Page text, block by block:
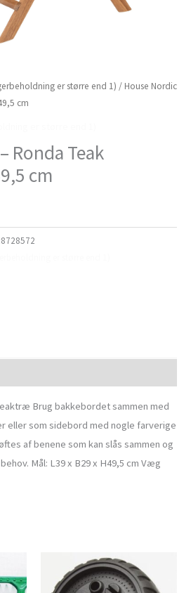
er større end 1) / House Nordic
cm
Ronda Teak
cm
Brug bakkebordet sammen med
eller som sidebord med nogle farverige
af benene som kan slås sammen og
Mål: L39 x B29 x H49,5 cm Væg